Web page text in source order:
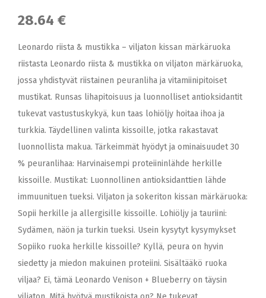
28.64 €
Leonardo riista & mustikka – viljaton kissan märkäruoka
riistasta Leonardo riista & mustikka on viljaton märkäruoka,
jossa yhdistyvät riistainen peuranliha ja vitamiinipitoiset
mustikat. Runsas lihapitoisuus ja luonnolliset antioksidantit
tukevat vastustuskykyä, kun taas lohiöljy hoitaa ihoa ja
turkkia. Täydellinen valinta kissoille, jotka rakastavat
luonnollista makua. Tärkeimmät hyödyt ja ominaisuudet 30
% peuranlihaa: Harvinaisempi proteiininlähde herkille
kissoille. Mustikat: Luonnollinen antioksidanttien lähde
immuunituen tueksi. Viljaton ja sokeriton kissan märkäruoka:
Sopii herkille ja allergisille kissoille. Lohiöljy ja tauriini:
Sydämen, näön ja turkin tueksi. Usein kysytyt kysymykset
Sopiiko ruoka herkille kissoille? Kyllä, peura on hyvin
siedetty ja miedon makuinen proteiini. Sisältääkö ruoka
viljaa? Ei, tämä Leonardo Venison + Blueberry on täysin